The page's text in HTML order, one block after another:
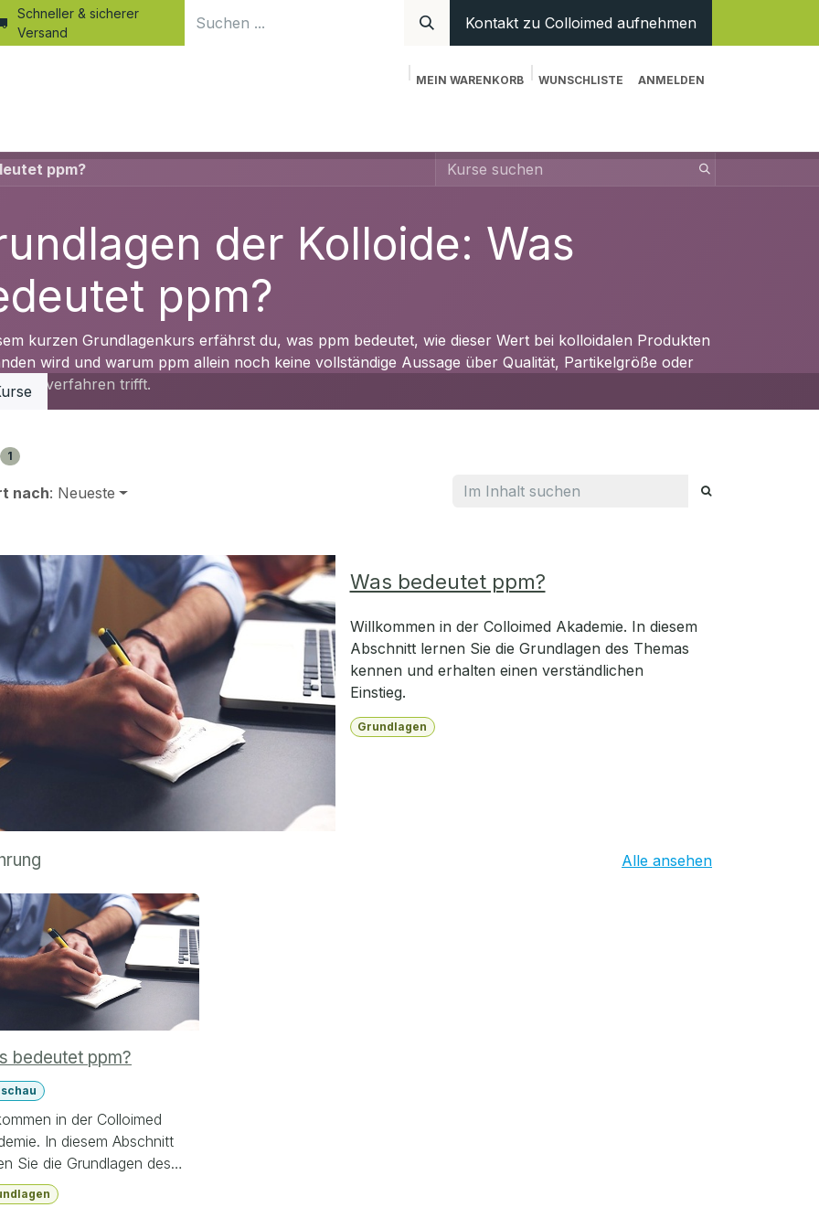
Schneller & sicherer
Versand
Kontakt zu Colloimed aufnehmen
MEIN WARENKORB WUNSCHLISTE ANMELDEN
ppm?
der Kolloide: Was
ppm?
kurzen Grundlagenkurs erfährst du, was ppm bedeutet, wie dieser Wert bei kolloidalen Produkten
wird und warum ppm allein noch keine vollständige Aussage über Qualität, Partikelgröße oder
trifft.
1
nach: Neueste
Was bedeutet ppm?
Willkommen in der Colloimed Akademie. In diesem
Abschnitt lernen Sie die Grundlagen des Themas
kennen und erhalten einen verständlichen
Einstieg.
Grundlagen
Alle ansehen
bedeutet ppm?
in der Colloimed
In diesem Abschnitt
Sie die Grundlagen des
kennen und erhalten
verständlichen Einstieg.